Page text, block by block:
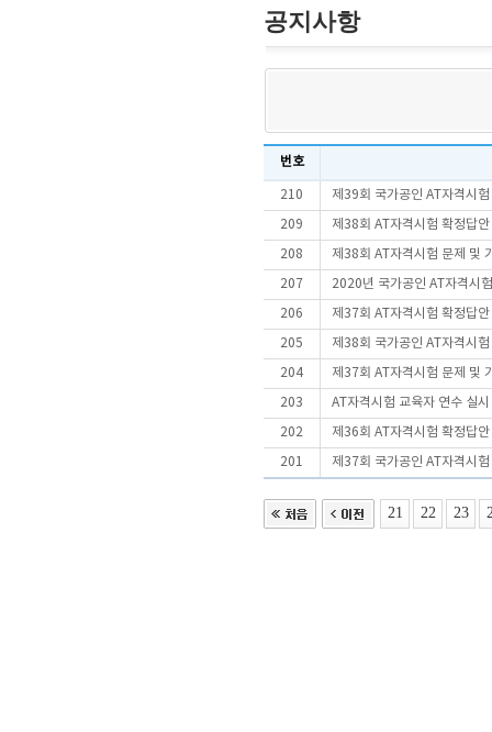
공지사항
번호
210 제39회 국가공인 AT자격시
209 제38회 AT자격시험 확정답
208 제38회 AT자격시험 문제 및
207 2020년 국가공인 AT자격시
206 제37회 AT자격시험 확정답
205 제38회 국가공인 AT자격시
204 제37회 AT자격시험 문제 및
203 AT자격시험 교육자 연수 실
202 제36회 AT자격시험 확정답
201 제37회 국가공인 AT자격시
21 22 23